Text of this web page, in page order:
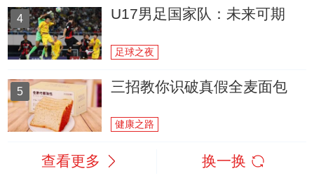
4 U17男足国家队：未来可期
足球之夜
5 三招教你识破真假全麦面包
健康之路
查看更多 换一换